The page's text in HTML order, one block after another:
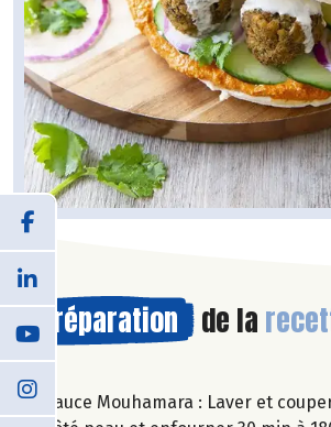
Préparation de la
Sauce Mouhamara : Laver et